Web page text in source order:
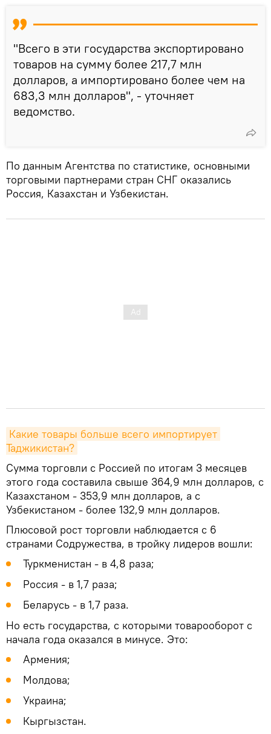
"Всего в эти государства экспортировано
товаров на сумму более 217,7 млн
долларов, а импортировано более чем на
683,3 млн долларов", - уточняет
ведомство.
По данным Агентства по статистике, основными
торговыми партнерами стран СНГ оказались
Россия, Казахстан и Узбекистан.
Какие товары больше всего импортирует
Таджикистан?
Сумма торговли с Россией по итогам 3 месяцев
этого года составила свыше 364,9 млн долларов, с
Казахстаном - 353,9 млн долларов, а с
Узбекистаном - более 132,9 млн долларов.
Плюсовой рост торговли наблюдается с 6
странами Содружества, в тройку лидеров вошли:
Туркменистан - в 4,8 раза;
Россия - в 1,7 раза;
Беларусь - в 1,7 раза.
Но есть государства, с которыми товарооборот с
начала года оказался в минусе. Это:
Армения;
Молдова;
Украина;
Кыргызстан.